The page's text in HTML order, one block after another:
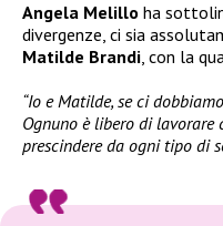
Angela Melillo ha
divergenze, ci sia
Matilde Brandi, con la
“Io e Matilde, se ci
Ognuno è libero di lavorare
prescindere da ogni tipo di